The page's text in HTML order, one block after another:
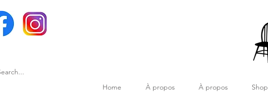
Home À propos À propos Shop